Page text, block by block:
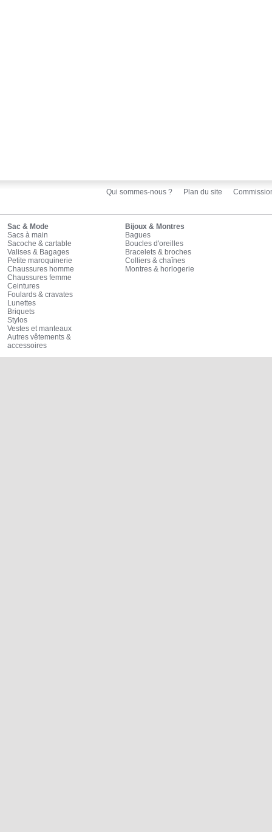
Qui sommes-nous ? Plan du site
Sac & Mode
Sacs à main
Sacoche & cartable
Valises & Bagages
Petite maroquinerie
Chaussures homme
Chaussures femme
Ceintures
Foulards & cravates
Lunettes
Briquets
Stylos
Vestes et manteaux
Autres vêtements &
accessoires
Bijoux & Montres
Bagues
Boucles d'oreilles
Bracelets & broches
Colliers & chaînes
Montres & horlogerie